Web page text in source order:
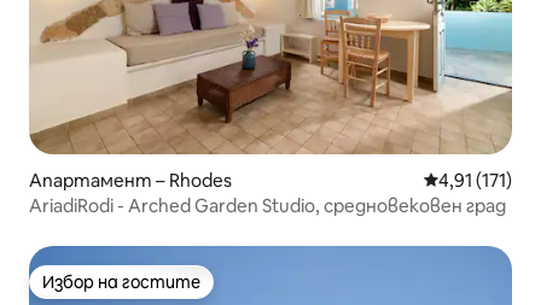
Апартамент – Rhodes Средна
4,91 (171)
AriadiRodi - Arched Garden Studio, средновековен град
Избор на гостите
Избор на гостите